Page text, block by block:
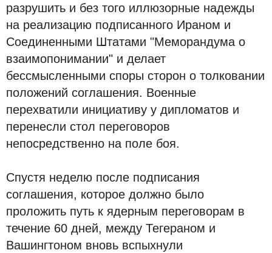
разрушить и без того иллюзорные надежды
на реализацию подписанного Ираном и
Соединенными Штатами "Меморандума о
взаимопонимании" и делает
бессмысленными споры сторон о толковании
положений соглашения. Военные
перехватили инициативу у дипломатов и
перенесли стол переговоров
непосредственно на поле боя.
Спустя неделю после подписания
соглашения, которое должно было
проложить путь к ядерным переговорам в
течение 60 дней, между Тегераном и
Вашингтоном вновь вспыхнули